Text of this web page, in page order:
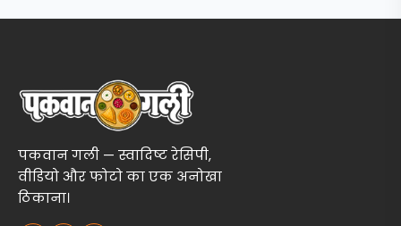
पकवान गली — स्वादिष्ट रेसिपी,
वीडियो और फोटो का एक अनोखा
ठिकाना।